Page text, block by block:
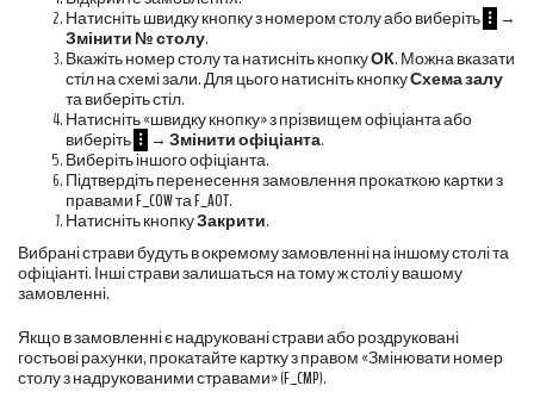
Натисніть швидку кнопку з номером столу або виберіть ⁝ →
Змінити № столу.
Вкажіть номер столу та натисніть кнопкуОК. Можна вказати
стіл на схемі зали. Для цього натисніть кнопкуСхема залу
та виберіть стіл.
Натисніть «швидку кнопку» з прізвищем офіціанта або
виберіть ⁝ → Змінити офіціанта.
Виберіть іншого офіціанта.
Підтвердіть перенесення замовлення прокаткою картки з
правамиF_COWтаF_AOT.
Натисніть кнопкуЗакрити.
Вибрані страви будуть в окремому замовленні на іншому столі та
офіціанті. Інші страви залишаться на тому ж столі у вашому
замовленні.
Якщо в замовленні є надруковані страви або роздруковані
гостьові рахунки, прокатайте картку з правом «Змінювати номер
столу з надрукованими стравами» (F_CMP).